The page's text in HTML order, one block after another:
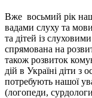
Вже восьмий рік
вадами слуху та
та дітей із
спрямована на
також розвиток
дій в Україні діти з
потребують нашої
(логопеди,